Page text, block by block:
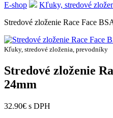
E-shop
Kľuky, stredové
Stredové zloženie Race Face
Kľuky, stredové zloženia, prevodníky
Stredové zloženie
24mm
32.90€ s DPH